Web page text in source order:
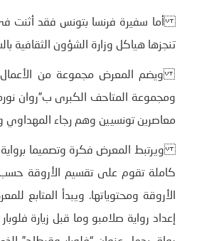
أما سفيرة فرنسا بتونس فقد أثنت في
تنجزها هياكل وزارة الشؤون الثقافية
ويضم المعرض مجموعة من الأعمال
ومجموعة المتاحف الكبرى ب”روان
معاصرين تونسيين وهم رجاء
كاملة تقوم على تقسيم الأروقة حسب
الأروقة ومحتوياتها. ويبدأ المتابع